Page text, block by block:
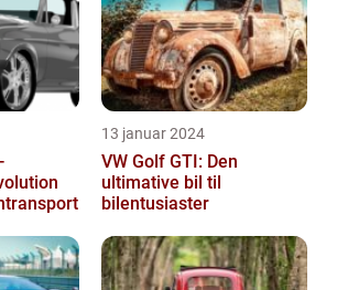
13 januar 2024
VW Golf GTI: Den
ultimative bil til
bilentusiaster